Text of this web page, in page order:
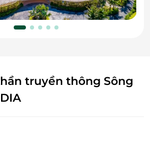
truyền thông Sông